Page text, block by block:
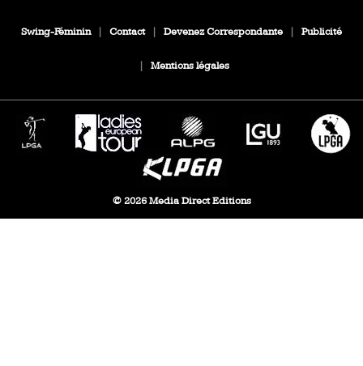
Swing-Féminin Contact Devenez Correspondante Publicité
Mentions légales
© 2026 Media Direct Editions